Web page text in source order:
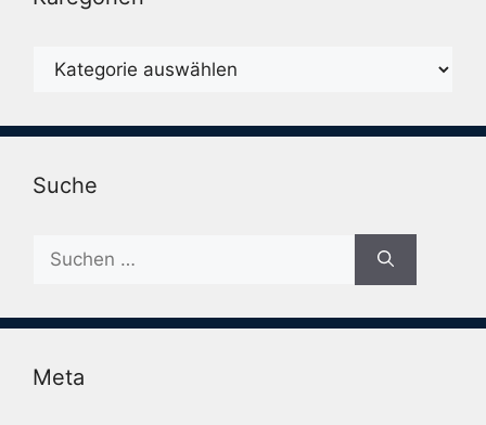
Karegorien
Suche
Suche
nach:
Meta